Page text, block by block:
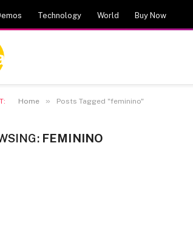
Technology World Buy Now
Home » Posts Tagged "feminino"
FEMININO